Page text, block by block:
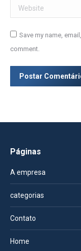
Website
Save my name,
comment.
Postar
Páginas
A empresa
categorias
Contato
Home